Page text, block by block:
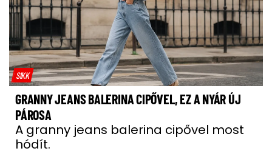
SIKK
GRANNY JEANS BALERINA CIPŐVEL, EZ A NYÁR ÚJ
PÁROSA
A granny jeans balerina cipővel most
hódít.